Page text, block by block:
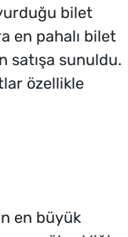
bilet
en pahalı bilet
satışa sunuldu.
özellikle
en büyük